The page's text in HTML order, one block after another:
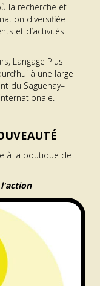
la recherche et
diversifiée
et d’activités
Langage Plus
à une large
du Saguenay–
à la boutique de
l'action